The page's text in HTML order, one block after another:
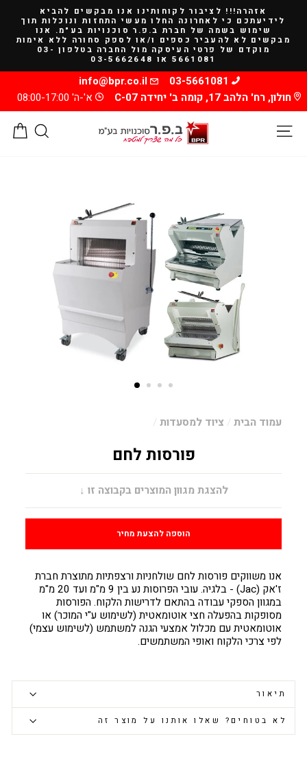
קריאה
אזהרה!!! לציבור לקוחותינו אנו מבקשים להביא
לידיעתכם כי לאחרונה החלו מעשי התחזות ונוכלות תוך
שימוש בשמה של חברת ב.פ.ר סוכנויות בע"מ. אנו
מבקשים לא להעביר כספים ו/או לספק סחורה ללא אימות
מוקדם של פרטי העיסקה מול החברה בטלפון 03-
5661081 או 03-5662648
03-5661081
info@bpr.co.il
חולון, רח' הלהב 17, קומה ב' יחידה C-07
א'-ה' 08:00-17:00
עמוד הבית / ציוד למסעדות /
פורסות לחם
מחיר
להצגת מגוון המוצרים בקבוצה זו ↓
הוספה להצעת מחיר
אנו משווקים פורסות לחם שולחניות ורצפתיות מתוצרת חברת
ז'אק (Jac) - בלגיה. עובי הפרוסות נע בין 9 מ"מ ועד 20 מ"מ
במגוון הספקי עבודה בהתאם לדרישות הלקוח. הפורסות
מסופקות בהפעלה חצי אוטומאטית (לשימוש ע"י המוכר) או
אוטומאטית עם מכלול אמצעי הגנה למשתמש (לשימוש עצמי)
לפי צרכי הלקוח ואופי המשתמשים.
תיאור
לא בטוחים? שאלו אותנו על מוצר זה